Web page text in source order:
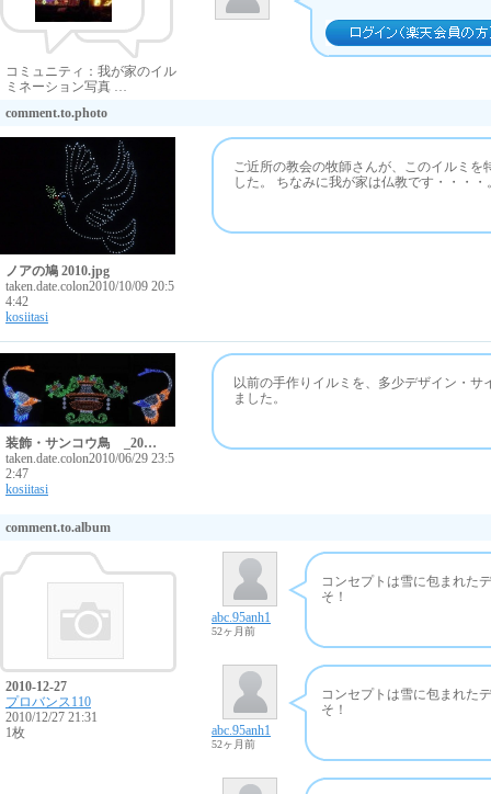
コミュニティ：我が家のイル
ミネーション写真 …
comment.to.photo
ノアの鳩 2010.jpg
taken.date.colon2010/10/09 20:5
4:42
kosiitasi
ご近所の教会の牧師さんが、このイルミを
した。 ちなみに我が家は仏教です・・・・
装飾・サンコウ鳥 _20…
taken.date.colon2010/06/29 23:5
2:47
kosiitasi
以前の手作りイルミを、多少デザイン・サ
ました。
comment.to.album
2010-12-27
プロバンス110
2010/12/27 21:31
1枚
abc.95anh1
52ヶ月前
コンセプトは雪に包まれた
そ！
abc.95anh1
52ヶ月前
コンセプトは雪に包まれた
そ！